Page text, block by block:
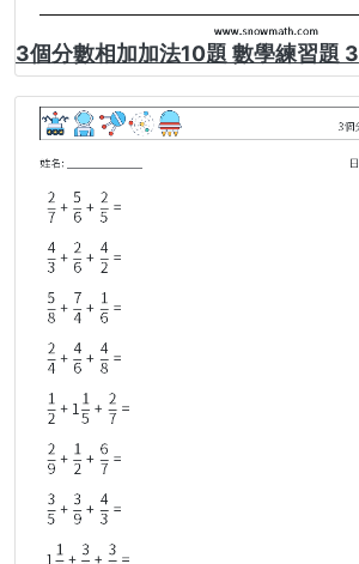
3個分數相加加法10題 數學練習題 3